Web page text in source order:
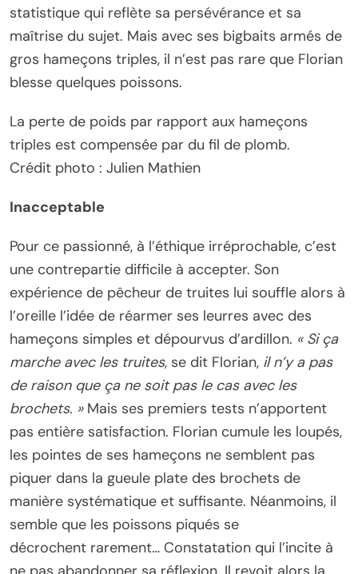
statistique qui reflète sa persévérance et sa
maîtrise du sujet. Mais avec ses bigbaits armés de
gros hameçons triples, il n’est pas rare que Florian
blesse quelques poissons.
La perte de poids par rapport aux hameçons
triples est compensée par du fil de plomb.
Crédit photo : Julien Mathien
Inacceptable
Pour ce passionné, à l’éthique irréprochable, c’est
une contrepartie difficile à accepter. Son
expérience de pêcheur de truites lui souffle alors à
l’oreille l’idée de réarmer ses leurres avec des
hameçons simples et dépourvus d’ardillon. « Si ça
marche avec les truites, se dit Florian, il n’y a pas
de raison que ça ne soit pas le cas avec les
brochets. »Mais ses premiers tests n’apportent
pas entière satisfaction. Florian cumule les loupés,
les pointes de ses hameçons ne semblent pas
piquer dans la gueule plate des brochets de
manière systématique et suffisante. Néanmoins, il
semble que les poissons piqués se
décrochent rarement… Constatation qui l’incite à